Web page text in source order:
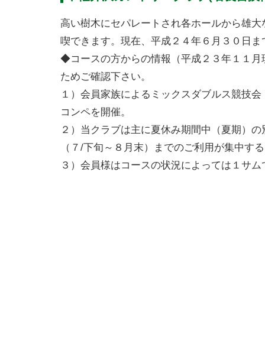
高い樹木にセパレートされ各ホールから雄
喫できます。現在、平成２４年６月３０日
◆コースの方からの情報（平成２３年１１
ためご確認下さい。
１）会員家族によるミックスダブルス競技
コンペを開催。
２）当クラブは主に夏休み期間中（夏期）
（７/下旬～８月末）までのご利用が集中す
３）会員様はコースの状況によっては１サ